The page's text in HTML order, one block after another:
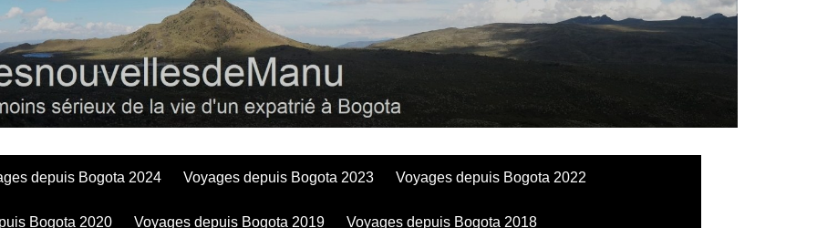
BogotadesnouvellesdeManu
depuis Bogota 2024 Voyages depuis Bogota 2023 Voyages depuis Bogota 2022
Bogota 2020 Voyages depuis Bogota 2019 Voyages depuis Bogota 2018